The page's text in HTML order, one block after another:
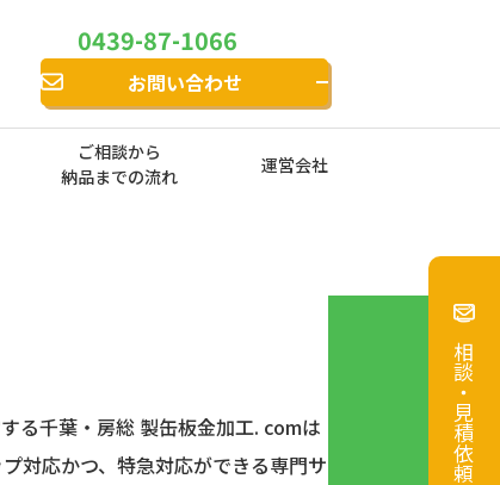
0439-87-1066
お問い合わせ
ご相談から
納品までの流れ
運営会社
ご相談・見積依頼
る千葉・房総 製缶板金加工. comは
対応かつ、特急対応ができる専⾨サ